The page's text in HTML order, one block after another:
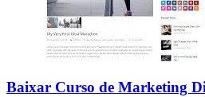
Baixar Curso de Marketing